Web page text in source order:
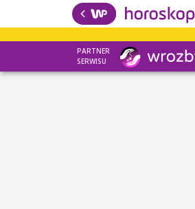
PARTNER
SERWISU